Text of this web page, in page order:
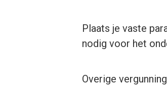
Plaats je vaste
nodig voor het
Overige